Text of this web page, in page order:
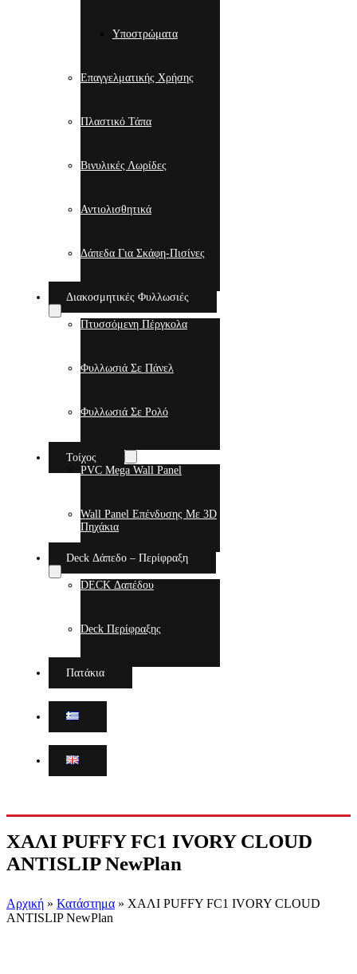
Υποστρώματα
Επαγγελματικής Χρήσης
Πλαστικό Τάπα
Βινυλικές Λωρίδες
Αντιολισθητικά
Δάπεδα Για Σκάφη-Πισίνες
Διακοσμητικές Φυλλωσιές
Πτυσσόμενη Πέργκολα
Φυλλωσιά Σε Πάνελ
Φυλλωσιά Σε Ρολό
Τοίχος
PVC Mega Wall Panel
Wall Panel Επένδυσης Με 3D
Πηχάκια
Deck Δάπεδο – Περίφραξη
DECK Δαπέδου
Deck Περίφραξης
Πατάκια
ΧΑΛΙ PUFFY FC1 IVORY CLOUD
ANTISLIP NewPlan
Αρχική » Κατάστημα » ΧΑΛΙ PUFFY FC1 IVORY CLOUD
ANTISLIP NewPlan